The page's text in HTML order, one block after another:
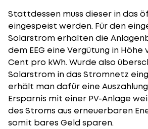
Stattdessen muss dieser in das
eingespeist werden. Für den
Solarstrom erhalten die
dem EEG eine Vergütung in Höhe
Cent pro kWh. Wurde also
Solarstrom in das Stromnetz
erhält man dafür eine
Ersparnis mit einer PV-Anlage
des Stroms aus erneuerbaren
somit bares Geld sparen.